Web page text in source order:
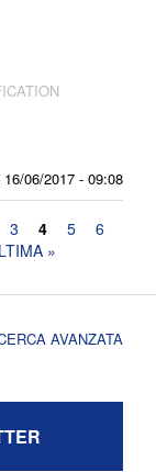
16/06/2017 - 09:08
3 4 5
6
»
AVANZATA